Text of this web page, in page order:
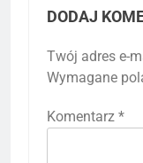
DODAJ
Twój adres e-
Wymagane
Komentarz *